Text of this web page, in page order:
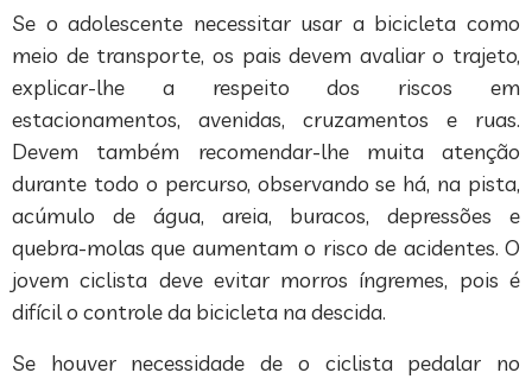
Se o adolescente necessitar usar a bicicleta como
meio de transporte, os pais devem avaliar o trajeto,
explicar-lhe a respeito dos riscos em
estacionamentos, avenidas, cruzamentos e ruas.
Devem também recomendar-lhe muita atenção
durante todo o percurso, observando se há, na pista,
acúmulo de água, areia, buracos, depressões e
quebra-molas que aumentam o risco de acidentes. O
jovem ciclista deve evitar morros íngremes, pois é
difícil o controle da bicicleta na descida.
Se houver necessidade de o ciclista pedalar no